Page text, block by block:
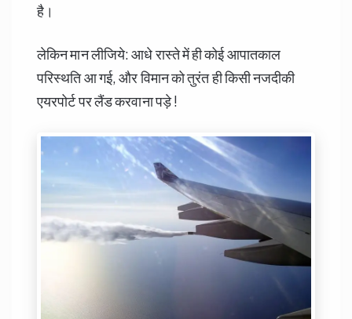
है।
लेकिन मान लीजिये: आधे रास्ते में ही कोई आपातकाल
परिस्थति आ गई, और विमान को तुरंत ही किसी नजदीकी
एयरपोर्ट पर लैंड करवाना पड़े !